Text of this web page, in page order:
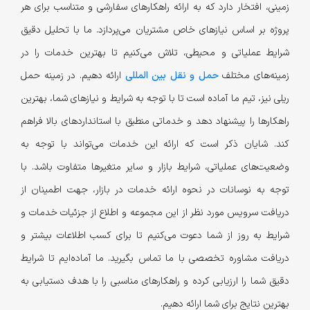
زمینی، افتخار دارد که به ارائه راهکارهای سفارشی و متناسب برای هر
پروژه بر اساس نیازهای خاص مشتریان می‌پردازد. ما با تحلیل دقیق
شرایط عملیاتی و محیطی، تلاش می‌کنیم تا بهترین خدمات را در
زمینه‌های مختلفحمل و نقل بین المللی ارائه دهیم. در زمینه حمل
ریلی نیز، تیم ما آماده است تا با توجه به شرایط و نیازهای شما، بهترین
راهکارها را پیشنهاد دهد و خدماتی منطبق با استانداردهای بالا فراهم
کند. شایان ذکر است که ارائه این خدمات می‌تواند با توجه به
وضعیت‌های عملیاتی، شرایط بازار و سایر متغیرها متفاوت باشد. با
توجه به نوسانات در نحوه ارائه خدمات در بازار، جهت اطمینان از
دریافت سرویس مورد نظر از این مجموعه و اطلاع از جزئیات خدمات و
شرایط به روز از شما دعوت می‌کنیم تا برای کسب اطلاعات بیشتر و
دریافت مشاوره تخصصی با ما تماس بگیرید. ما آماده‌ایم تا شرایط
دقیق شما را ارزیابی کرده و راهکارهای مناسبی را با هدف دستیابی به
بهترین نتایج برای شما ارائه دهیم.